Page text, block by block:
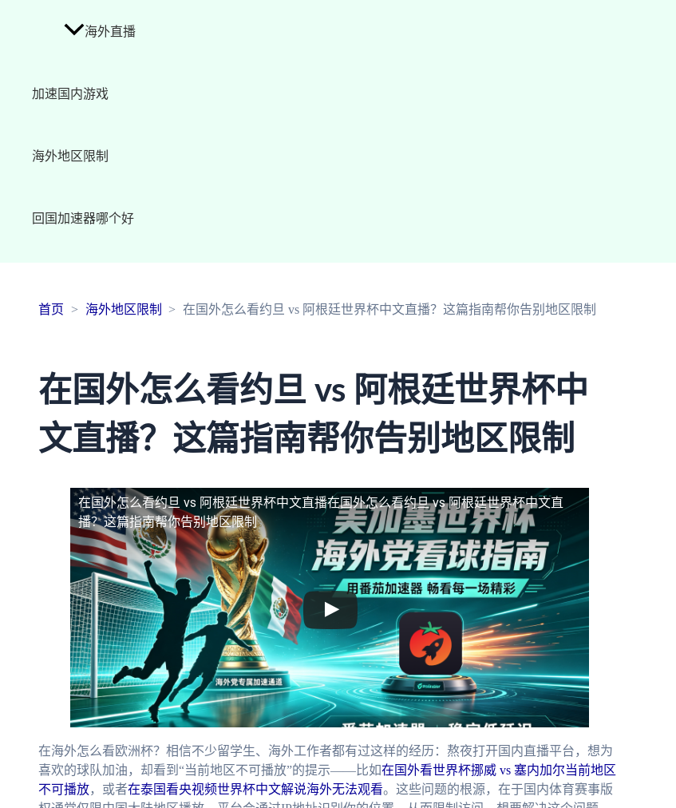
海外直播
加速国内游戏
海外地区限制
回国加速器哪个好
首页 海外地区限制 在国外怎么看约旦 vs 阿根廷世界杯中文直播？这篇指南帮你告别地区限制
在国外怎么看约旦 vs 阿根廷世界杯中
文直播？这篇指南帮你告别地区限制
在国外怎么看约旦 vs 阿根廷世界杯中文直播在国外怎么看约旦 vs 阿根廷世界杯中文直
播？这篇指南帮你告别地区限制
在海外怎么看欧洲杯？相信不少留学生、海外工作者都有过这样的经历：熬夜打开国内直播平台，想为
喜欢的球队加油，却看到“当前地区不可播放”的提示——比如在国外看世界杯挪威 vs 塞内加尔当前地区
不可播放，或者在泰国看央视频世界杯中文解说海外无法观看。这些问题的根源，在于国内体育赛事版